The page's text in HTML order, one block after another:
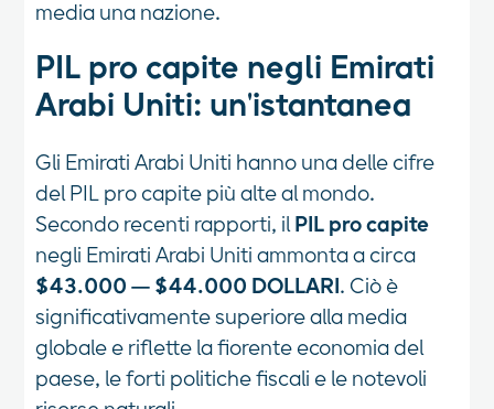
media una nazione.
PIL pro capite negli Emirati
Arabi Uniti: un'istantanea
Gli Emirati Arabi Uniti hanno una delle cifre
del PIL pro capite più alte al mondo.
Secondo recenti rapporti, il PIL pro capite
negli Emirati Arabi Uniti ammonta a circa
$43.000 — $44.000 DOLLARI . Ciò è
significativamente superiore alla media
globale e riflette la fiorente economia del
paese, le forti politiche fiscali e le notevoli